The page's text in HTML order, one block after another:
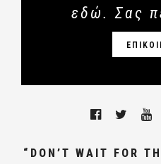
εδώ. Σας
“DON’T WAIT FOR